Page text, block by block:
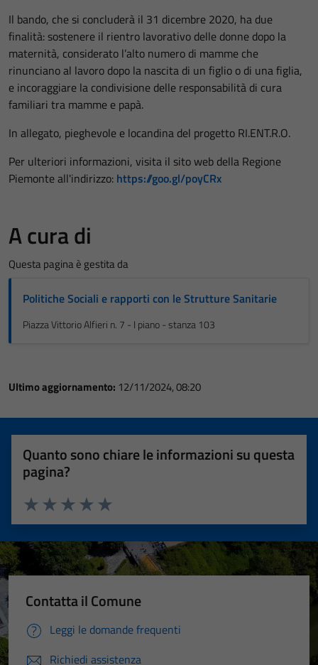
Il bando, che si concluderà il 31 dicembre 2020, ha due
finalità: sostenere il rientro lavorativo delle donne dopo la
maternità, considerato l’alto numero di mamme che
rinunciano al lavoro dopo la nascita di un figlio o di una figlia,
e incoraggiare la condivisione delle responsabilità di cura
familiari tra mamme e papà.
In allegato, pieghevole e locandina del progetto RI.ENT.R.O.
Per ulteriori informazioni, visita il sito web della Regione
Piemonte all'indirizzo: https://goo.gl/poyCRx
A cura di
Questa pagina è gestita da
Politiche Sociali e rapporti con le Strutture Sanitarie
Piazza Vittorio Alfieri n. 7 - I piano - stanza 103
Ultimo aggiornamento: 12/11/2024, 08:20
Quanto sono chiare le informazioni su questa
pagina?
Valuta 5 stelle su 5
Valuta 4 stelle su 5
Valuta 3 stelle su 5
Valuta 2 stelle su 5
Valuta 1 stelle su 5
Contatta il Comune
Leggi le domande frequenti
Richiedi assistenza